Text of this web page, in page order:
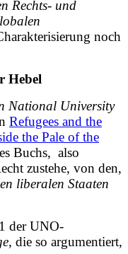
Rechts- und
noch
Hebel
National University
Refugees and the
the Pale of the
Buchs, also
zustehe, von den,
liberalen Staaten
der UNO-
, die so argumentiert,